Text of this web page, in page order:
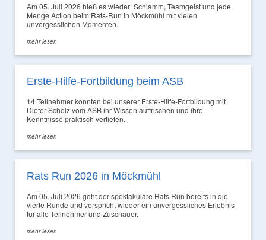
Am 05. Juli 2026 hieß es wieder: Schlamm, Teamgeist und jede
Menge Action beim Rats-Run in Möckmühl mit vielen
unvergesslichen Momenten.
mehr lesen
Erste-Hilfe-Fortbildung beim ASB
14 Teilnehmer konnten bei unserer Erste-Hilfe-Fortbildung mit
Dieter Scholz vom ASB ihr Wissen auffrischen und ihre
Kenntnisse praktisch vertiefen.
mehr lesen
Rats Run 2026 in Möckmühl
Am 05. Juli 2026 geht der spektakuläre Rats Run bereits in die
vierte Runde und verspricht wieder ein unvergessliches Erlebnis
für alle Teilnehmer und Zuschauer.
mehr lesen